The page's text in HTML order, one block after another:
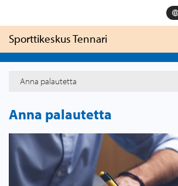
Sporttikeskus Tennari
Anna palautetta
Anna palautetta